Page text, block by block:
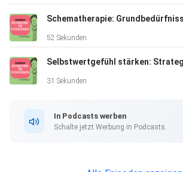
52 Sekunden
31 Sekunden
In Podcasts werben
Schalte jetzt Werbung in Podcasts.